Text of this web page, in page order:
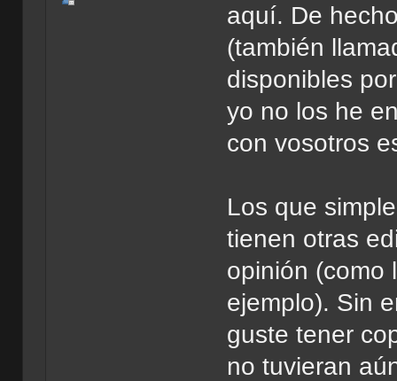
aquí. De
(también
disponibles
yo no los he
con vosotros
Los que
tienen otras
opinión (como
ejemplo). Sin
guste tener
no tuvieran